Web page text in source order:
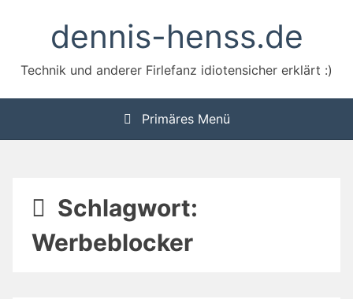
dennis-henss.de
Technik und anderer Firlefanz idiotensicher erklärt :)
Primäres Menü
Schlagwort:
Werbeblocker